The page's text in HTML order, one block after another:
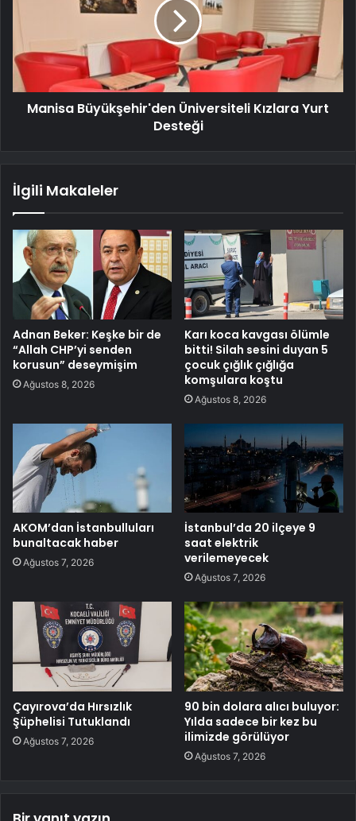
Manisa Büyükşehir'den Üniversiteli Kızlara Yurt
Desteği
İlgili Makaleler
Adnan Beker: Keşke bir de
“Allah CHP’yi senden
korusun” deseymişim
Ağustos 8, 2026
Karı koca kavgası ölümle
bitti! Silah sesini duyan 5
çocuk çığlık çığlığa
komşulara koştu
Ağustos 8, 2026
AKOM’dan İstanbulluları
bunaltacak haber
Ağustos 7, 2026
İstanbul’da 20 ilçeye 9
saat elektrik
verilemeyecek
Ağustos 7, 2026
Çayırova’da Hırsızlık
Şüphelisi Tutuklandı
Ağustos 7, 2026
90 bin dolara alıcı buluyor:
Yılda sadece bir kez bu
ilimizde görülüyor
Ağustos 7, 2026